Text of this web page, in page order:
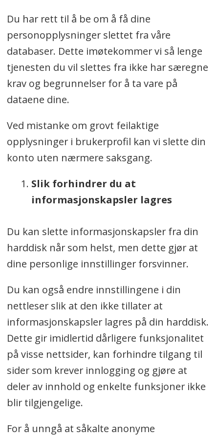
Du har rett til å be om å få dine
personopplysninger slettet fra våre
databaser. Dette imøtekommer vi så lenge
tjenesten du vil slettes fra ikke har særegne
krav og begrunnelser for å ta vare på
dataene dine.
Ved mistanke om grovt feilaktige
opplysninger i brukerprofil kan vi slette din
konto uten nærmere saksgang.
Slik forhindrer du at
informasjonskapsler lagres
Du kan slette informasjonskapsler fra din
harddisk når som helst, men dette gjør at
dine personlige innstillinger forsvinner.
Du kan også endre innstillingene i din
nettleser slik at den ikke tillater at
informasjonskapsler lagres på din harddisk.
Dette gir imidlertid dårligere funksjonalitet
på visse nettsider, kan forhindre tilgang til
sider som krever innlogging og gjøre at
deler av innhold og enkelte funksjoner ikke
blir tilgjengelige.
For å unngå at såkalte anonyme